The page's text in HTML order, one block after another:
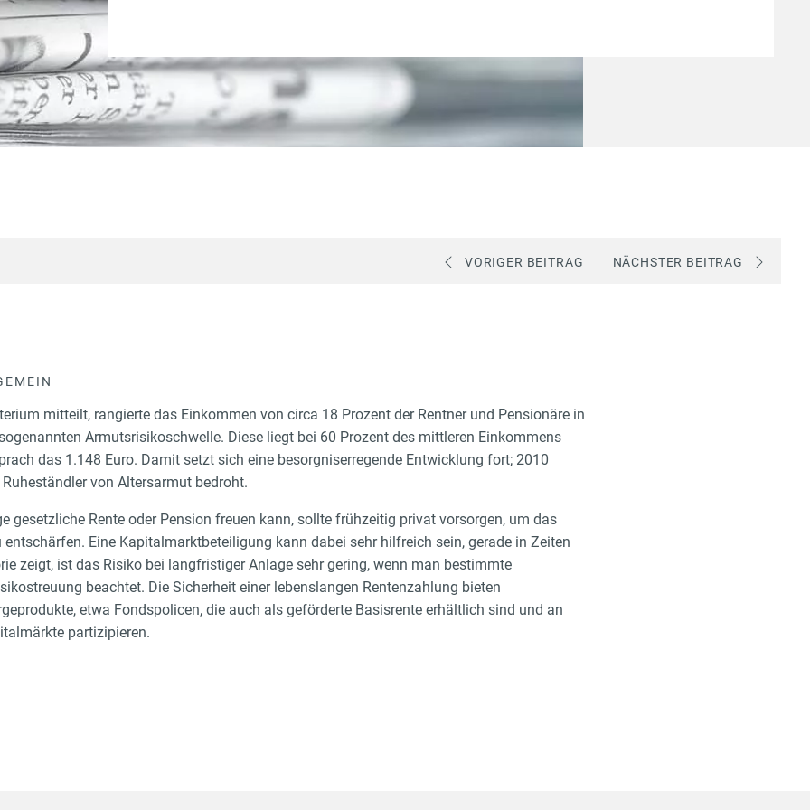
VORIGER BEITRAG NÄCHSTER BEITRAG
mitteilt, rangierte das Einkommen von circa 18 Prozent der Rentner und Pensionäre in
Armutsrisikoschwelle. Diese liegt bei 60 Prozent des mittleren Einkommens
das 1.148 Euro. Damit setzt sich eine besorgniserregende Entwicklung fort; 2010
von Altersarmut bedroht.
gesetzliche Rente oder Pension freuen kann, sollte frühzeitig privat vorsorgen, um das
Eine Kapitalmarktbeteiligung kann dabei sehr hilfreich sein, gerade in Zeiten
zeigt, ist das Risiko bei langfristiger Anlage sehr gering, wenn man bestimmte
beachtet. Die Sicherheit einer lebenslangen Rentenzahlung bieten
etwa Fondspolicen, die auch als geförderte Basisrente erhältlich sind und an
partizipieren.